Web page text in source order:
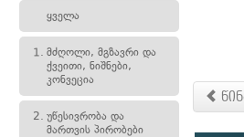
ყველა
1. მძღოლი, მგზავრი და
ქვეითი, ნიშნები,
კონვეცია
2. უწესივრობა და
მართვის პირობები